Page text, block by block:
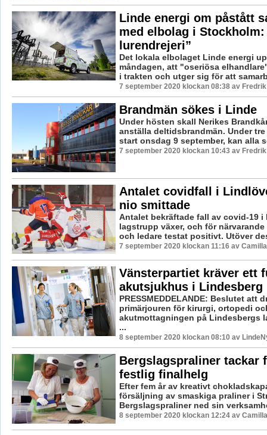
Linde energi om påstått
med elbolag i Stockholm:
lurendrejeri”
Det lokala elbolaget Linde energi
måndagen, att "oseriösa
i trakten och utger sig för att
7 september 2020 klockan 08:38 av
Brandmän sökes i Linde
Under hösten skall Nerikes
anställa deltidsbrandmän. Under
start onsdag 9 september, kan alla
7 september 2020 klockan 10:43 av
Antalet covidfall i
nio smittade
Antalet bekräftade fall av covid-19 i
lagstrupp växer, och för
och ledare testat positivt. Utöver
7 september 2020 klockan 11:16 av
Vänsterpartiet kräver ett
akutsjukhus i Lindesberg
PRESSMEDDELANDE: Beslutet att
primärjouren för kirurgi, ortopedi
akutmottagningen på Lindesbergs
...
8 september 2020 klockan 08:10 av
Bergslagspraliner tackar
festlig finalhelg
Efter fem år av kreativt
försäljning av smaskiga praliner i
Bergslagspraliner ned sin
8 september 2020 klockan 12:24 av